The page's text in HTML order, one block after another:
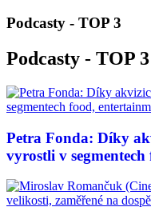
Podcasty - TOP 3
Podcasty - TOP 3
Petra Fonda: Díky
vyrostli v